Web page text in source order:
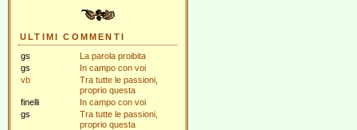
ULTIMI COMMENTI
gs
La parola proibita
gs
In campo con voi
vb
Tra tutte le passioni,
proprio questa
finelli
In campo con voi
gs
Tra tutte le passioni,
proprio questa